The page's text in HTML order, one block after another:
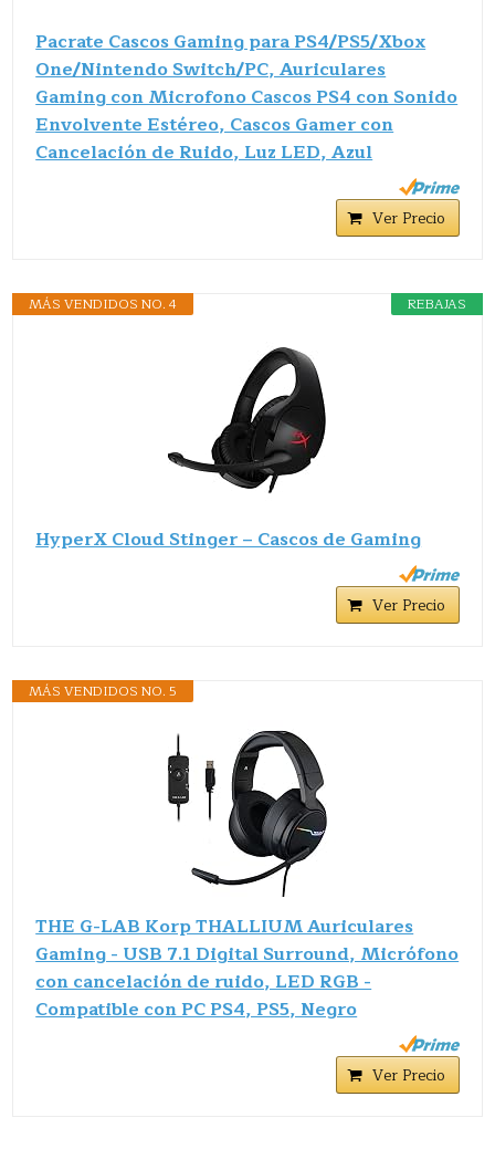
Pacrate Cascos Gaming para PS4/PS5/Xbox
One/Nintendo Switch/PC, Auriculares
Gaming con Microfono Cascos PS4 con Sonido
Envolvente Estéreo, Cascos Gamer con
Cancelación de Ruido, Luz LED, Azul
Ver Precio
REBAJAS
MÁS VENDIDOS NO. 4
HyperX Cloud Stinger – Cascos de Gaming
Ver Precio
MÁS VENDIDOS NO. 5
THE G-LAB Korp THALLIUM Auriculares
Gaming - USB 7.1 Digital Surround, Micrófono
con cancelación de ruido, LED RGB -
Compatible con PC PS4, PS5, Negro
Ver Precio